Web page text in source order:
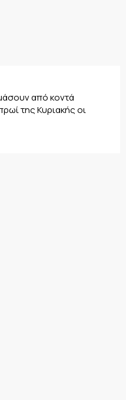
από κοντά
της Κυριακής οι